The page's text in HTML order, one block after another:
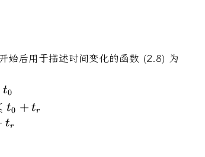
+ 1}
始后用于描述时间变化的函数 (2.8) 为
= \left\{ \begin{array}{ll} \pi
t0
t0 + tr
tr